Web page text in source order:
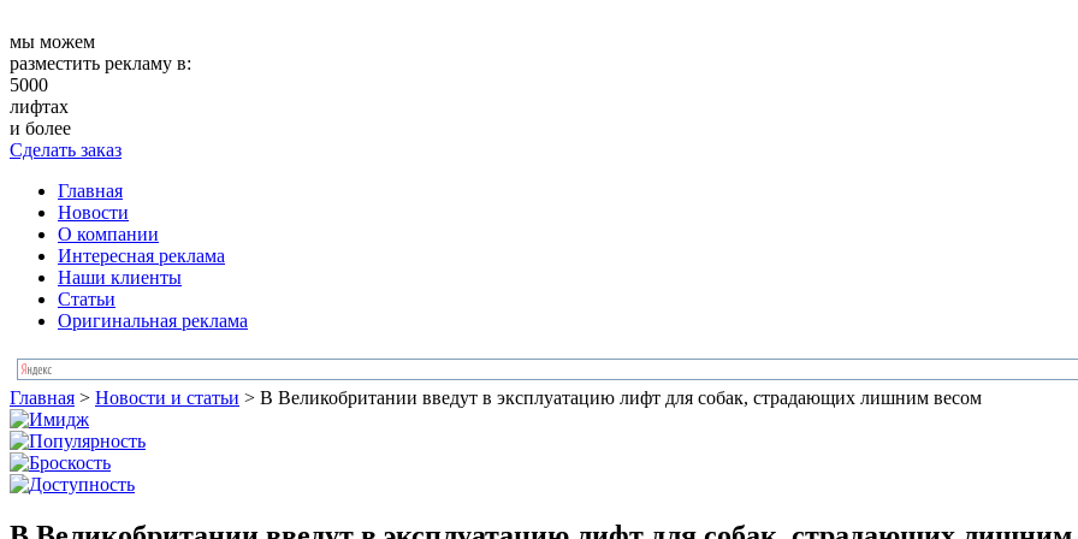
мы можем
разместить рекламу в:
5000
лифтах
и более
Сделать заказ
Главная
Новости
О компании
Интересная реклама
Наши клиенты
Статьи
Оригинальная реклама
Главная > Новости и статьи > В Великобритании введут в эксплуатацию лифт для собак, страдающих лишним весом